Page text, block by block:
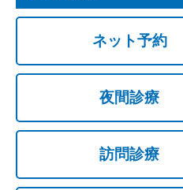
ネット予約
夜間診療
訪問診療